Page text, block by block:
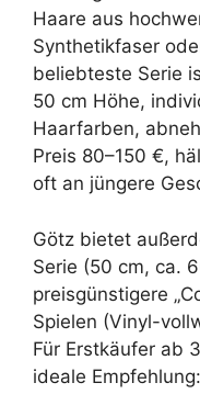
Haare aus
Synthetikfaser
beliebteste Serie
50 cm Höhe,
Haarfarben,
Preis 80–150 €,
oft an jüngere
Götz bietet
Serie (50 cm, ca.
preisgünstigere
Spielen (Vinyl-
Für Erstkäufer ab
ideale